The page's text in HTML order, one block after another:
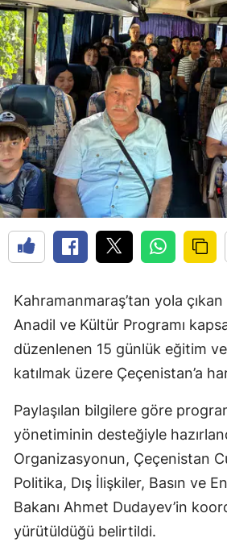
Kahramanmaraş’tan yola
Anadil ve Kültür Programı
düzenlenen 15 günlük eğitim
katılmak üzere Çeçenistan’a
Paylaşılan bilgilere göre
yönetiminin desteğiyle
Organizasyonun, Çeçenistan
Politika, Dış İlişkiler, Basın ve
Bakanı Ahmet Dudayev’in
yürütüldüğü belirtildi.